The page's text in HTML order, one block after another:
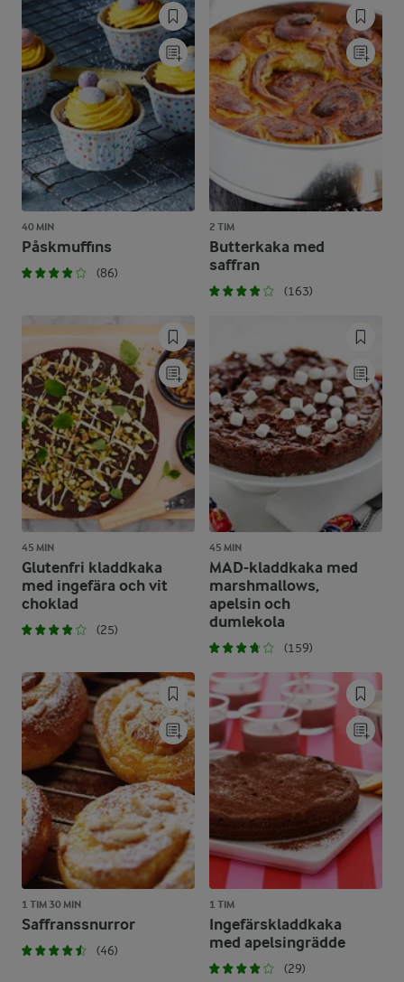
40 MIN
Påskmuffins
(86)
2 TIM
Butterkaka med
saffran
(163)
45 MIN
Glutenfri kladdkaka
med ingefära och vit
choklad
(25)
45 MIN
MAD-kladdkaka med
marshmallows,
apelsin och
dumlekola
(159)
1 TIM 30 MIN
Saffranssnurror
(46)
1 TIM
Ingefärskladdkaka
med apelsingrädde
(29)